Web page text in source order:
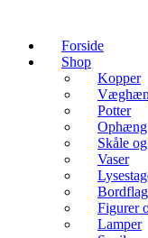
Forside
Shop
Kopper
Potter
Ophæng
Skåle
Vaser
Bordflag
Figurer
Lamper